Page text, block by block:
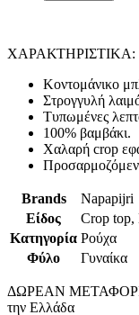
ΧΑΡΑΚΤΗΡΙΣΤΙΚΑ:
Κοντομάνικο
Στρογγυλή
Τυπωμένες
100% βαμβάκι.
Χαλαρή crop
Brands
Napapijri
Είδος
Crop top,
Κατηγορία Ρούχα
Φύλο
Γυναίκα
ΔΩΡΕΑΝ
την Ελλάδα